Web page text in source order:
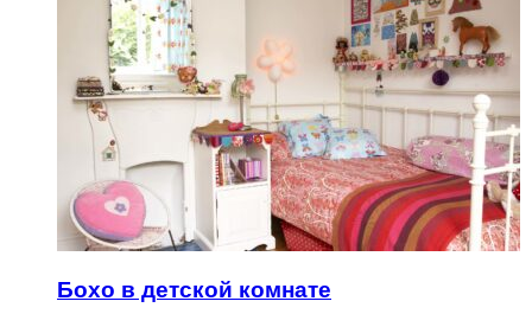
Бохо в детской комнате